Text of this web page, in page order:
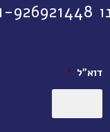
דוא״ל *